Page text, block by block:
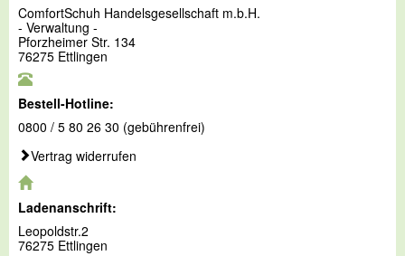
ComfortSchuh Handelsgesellschaft m.b.H.
- Verwaltung -
Pforzheimer Str. 134
76275 Ettlingen
Bestell-Hotline:
0800 / 5 80 26 30 (gebührenfrei)
Vertrag widerrufen
Ladenanschrift:
Leopoldstr.2
76275 Ettlingen